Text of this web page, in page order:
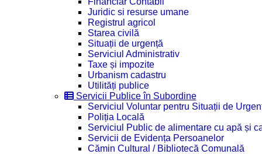
Juridic si resurse umane
Registrul agricol
Starea civilă
Situații de urgență
Serviciul Administrativ
Taxe și impozite
Urbanism cadastru
Utilități publice
Servicii Publice în Subordine
Serviciul Voluntar pentru Situații de
Poliția Locală
Serviciul Public de alimentare cu apă și
Servicii de Evidența Persoanelor
Cămin Cultural / Bibliotecă Comunală